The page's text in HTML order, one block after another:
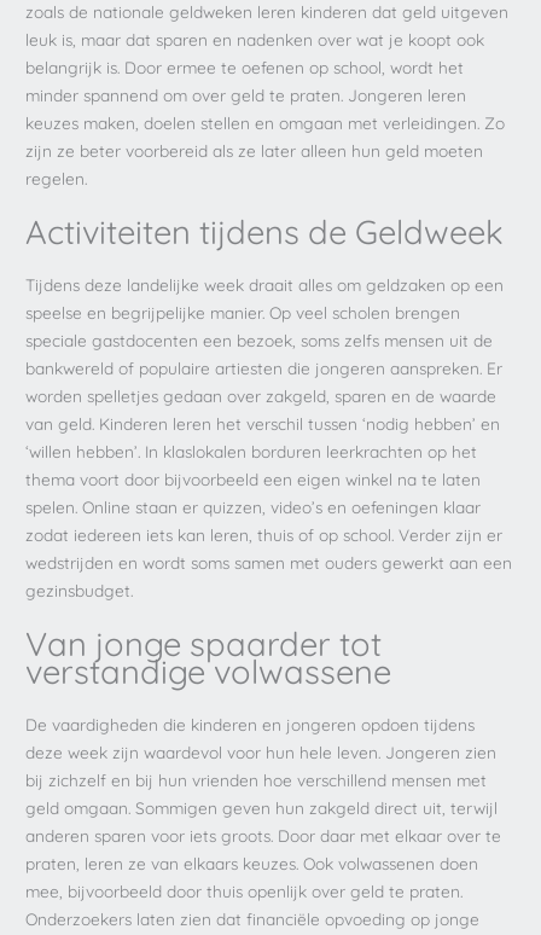
zoals de nationale geldweken leren kinderen dat geld uitgeven
leuk is, maar dat sparen en nadenken over wat je koopt ook
belangrijk is. Door ermee te oefenen op school, wordt het
minder spannend om over geld te praten. Jongeren leren
keuzes maken, doelen stellen en omgaan met verleidingen. Zo
zijn ze beter voorbereid als ze later alleen hun geld moeten
regelen.
Activiteiten tijdens de Geldweek
Tijdens deze landelijke week draait alles om geldzaken op een
speelse en begrijpelijke manier. Op veel scholen brengen
speciale gastdocenten een bezoek, soms zelfs mensen uit de
bankwereld of populaire artiesten die jongeren aanspreken. Er
worden spelletjes gedaan over zakgeld, sparen en de waarde
van geld. Kinderen leren het verschil tussen ‘nodig hebben’ en
‘willen hebben’. In klaslokalen borduren leerkrachten op het
thema voort door bijvoorbeeld een eigen winkel na te laten
spelen. Online staan er quizzen, video’s en oefeningen klaar
zodat iedereen iets kan leren, thuis of op school. Verder zijn er
wedstrijden en wordt soms samen met ouders gewerkt aan een
gezinsbudget.
Van jonge spaarder tot
verstandige volwassene
De vaardigheden die kinderen en jongeren opdoen tijdens
deze week zijn waardevol voor hun hele leven. Jongeren zien
bij zichzelf en bij hun vrienden hoe verschillend mensen met
geld omgaan. Sommigen geven hun zakgeld direct uit, terwijl
anderen sparen voor iets groots. Door daar met elkaar over te
praten, leren ze van elkaars keuzes. Ook volwassenen doen
mee, bijvoorbeeld door thuis openlijk over geld te praten.
Onderzoekers laten zien dat financiële opvoeding op jonge